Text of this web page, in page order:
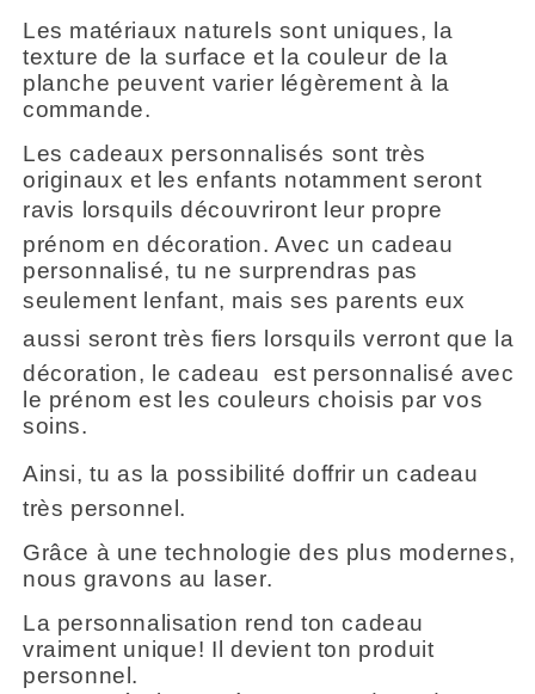
Les matériaux naturels sont uniques, la
texture de la surface et la couleur de la
planche peuvent varier légèrement à la
commande.
Les cadeaux personnalisés sont très
originaux et les enfants notamment seront
ravis lorsquils découvriront leur propre
prénom en décoration. Avec un cadeau
personnalisé, tu ne surprendras pas
seulement lenfant, mais ses parents eux
aussi seront très fiers lorsquils verront que la
décoration, le cadeau est personnalisé avec
le prénom est les couleurs choisis par vos
soins.
Ainsi, tu as la possibilité doffrir un cadeau
très personnel.
Grâce à une technologie des plus modernes,
nous gravons au laser.
La personnalisation rend ton cadeau
vraiment unique! Il devient ton produit
personnel.